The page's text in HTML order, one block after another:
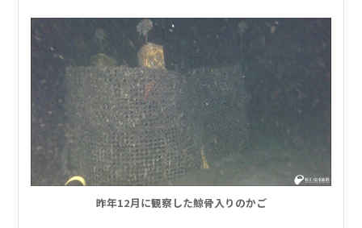
昨年12月に観察した鯨骨入りのかご